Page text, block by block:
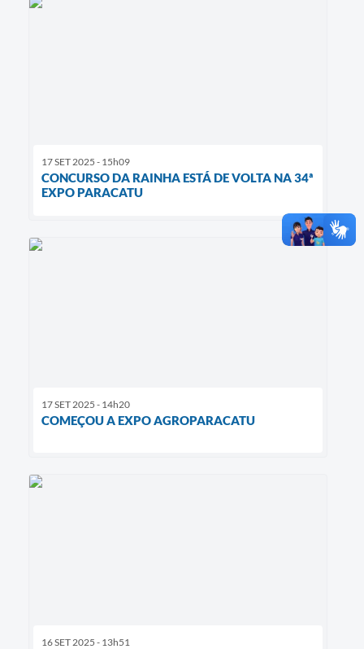
17 SET 2025 - 15h09
CONCURSO DA RAINHA ESTÁ DE VOLTA NA 34ª
EXPO PARACATU
17 SET 2025 - 14h20
COMEÇOU A EXPO AGROPARACATU
16 SET 2025 - 13h51